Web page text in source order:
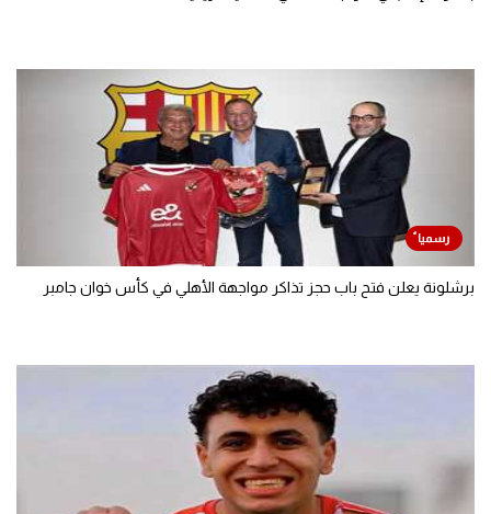
برشلونة يعلن فتح باب حجز تذاكر مواجهة الأهلي في كأس خوان جامبر